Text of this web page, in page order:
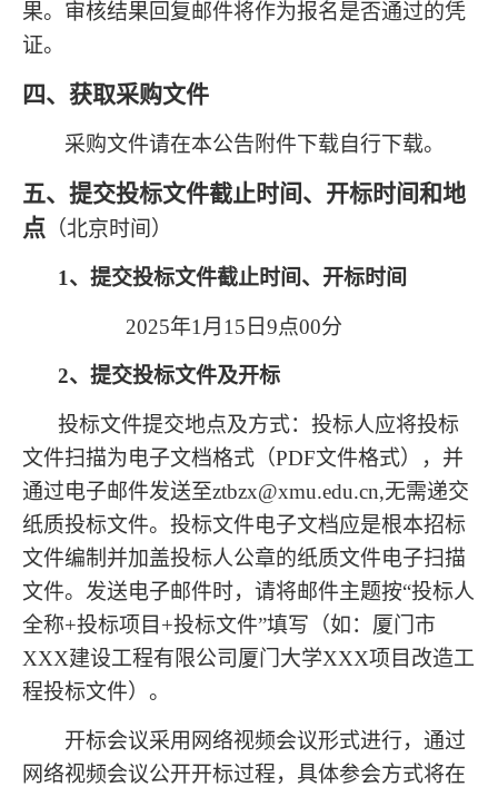
果。审核结果回复邮件将作为报名是否通过的凭
证。
四、获取采购文件
采购文件请在本公告附件下载自行下载。
五、提交投标文件截止时间、开标时间和地
点 （北京时间）
1、提交投标文件截止时间、开标时间
2025年1月15日9点00分
2、提交投标文件及开标
投标文件提交地点及方式：投标人应将投标
文件扫描为电子文档格式（PDF文件格式），并
通过电子邮件发送至ztbzx@xmu.edu.cn,无需递交
纸质投标文件。投标文件电子文档应是根本招标
文件编制并加盖投标人公章的纸质文件电子扫描
文件。发送电子邮件时，请将邮件主题按“投标人
全称+投标项目+投标文件”填写（如：厦门市
XXX建设工程有限公司厦门大学XXX项目改造工
程投标文件）。
开标会议采用网络视频会议形式进行，通过
网络视频会议公开开标过程，具体参会方式将在